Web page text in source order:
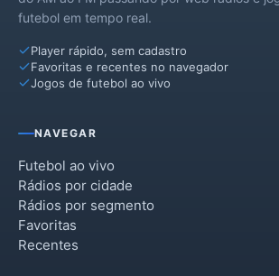
futebol em tempo real.
Player rápido, sem cadastro
Favoritas e recentes no navegador
Jogos de futebol ao vivo
NAVEGAR
Futebol ao vivo
Rádios por cidade
Rádios por segmento
Favoritas
Recentes